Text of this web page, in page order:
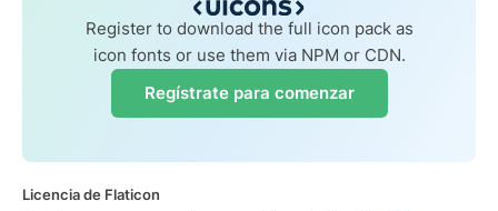
Register to download the full icon pack as
icon fonts or use them via NPM or CDN.
Regístrate para comenzar
Licencia de Flaticon